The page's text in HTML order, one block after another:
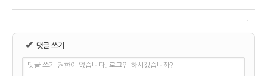
✔ 댓글 쓰기
댓글 쓰기 권한이 없습니다. 로그인 하시겠습니까?